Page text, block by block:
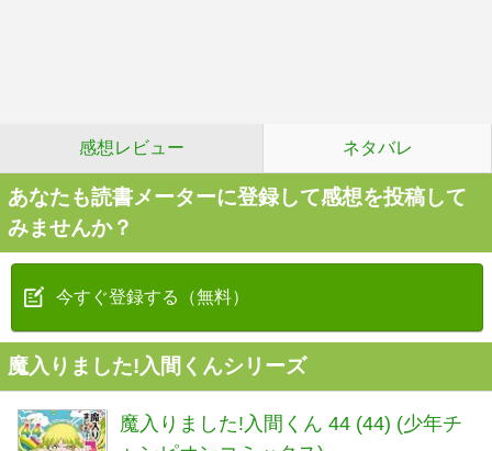
感想レビュー ネタバレ
あなたも読書メーターに登録して感想を投稿して
みませんか？
今すぐ登録する（無料）
魔入りました!入間くんシリーズ
魔入りました!入間くん 44 (44) (少年チ